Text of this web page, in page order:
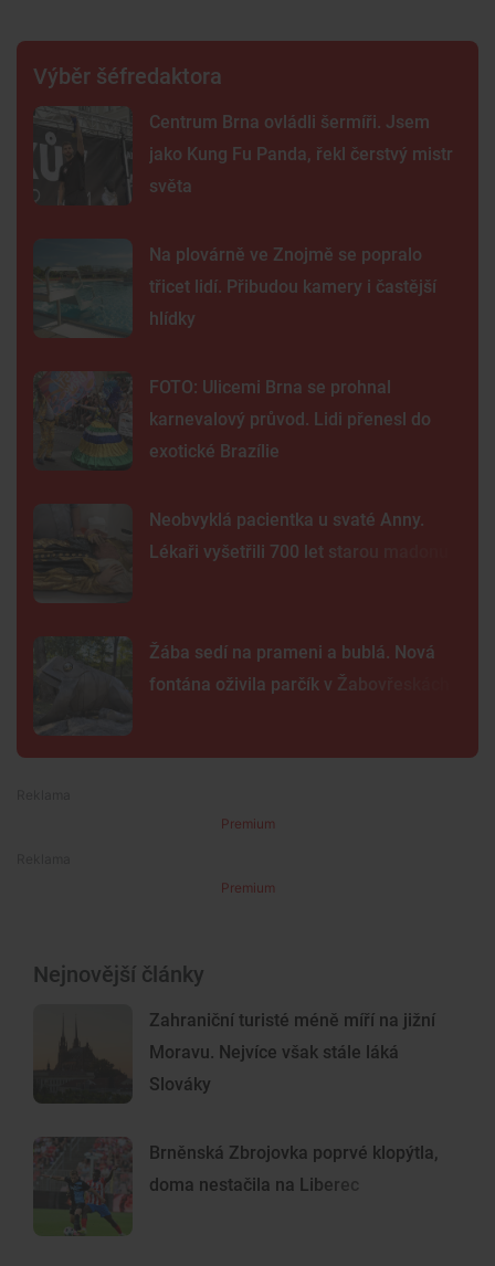
Výběr šéfredaktora
Centrum Brna ovládli šermíři. Jsem
jako Kung Fu Panda, řekl čerstvý mistr
světa
Na plovárně ve Znojmě se popralo
třicet lidí. Přibudou kamery i častější
hlídky
FOTO: Ulicemi Brna se prohnal
karnevalový průvod. Lidi přenesl do
exotické Brazílie
Neobvyklá pacientka u svaté Anny.
Lékaři vyšetřili 700 let starou madonu
Žába sedí na prameni a bublá. Nová
fontána oživila parčík v Žabovřeskách
Premium
Premium
Nejnovější články
Zahraniční turisté méně míří na jižní
Moravu. Nejvíce však stále láká
Slováky
Brněnská Zbrojovka poprvé klopýtla,
doma nestačila na Liberec